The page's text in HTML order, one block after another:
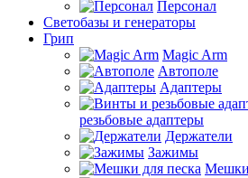
Персонал
Светобазы и генераторы
Грип
Magic Arm
Автополе
Адаптеры
резьбовые адаптеры
Держатели
Зажимы
Мешки